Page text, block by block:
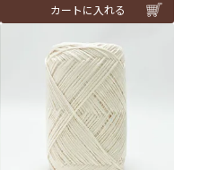
カートに入れる